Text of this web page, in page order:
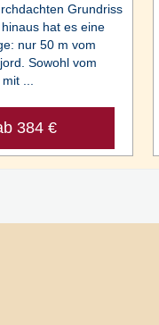
Grundriss
hat es eine
nur 50 m vom
Sowohl vom
...
384 €